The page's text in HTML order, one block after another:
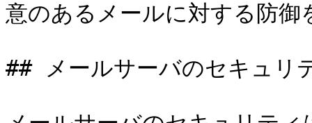
意のあるメールに対する防
## メールサーバのセキュリ